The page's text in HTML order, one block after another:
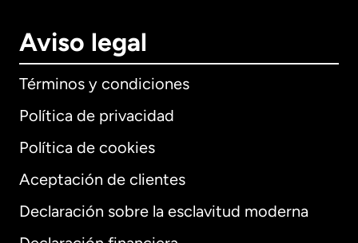
Aviso legal
Términos y condiciones
Política de privacidad
Política de cookies
Aceptación de clientes
Declaración sobre la esclavitud moderna
Internacional English